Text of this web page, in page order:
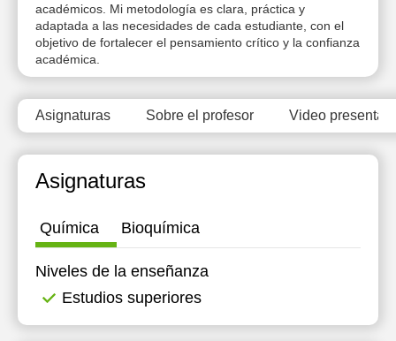
académicos. Mi metodología es clara, práctica y
adaptada a las necesidades de cada estudiante, con el
objetivo de fortalecer el pensamiento crítico y la confianza
académica.
Asignaturas Sobre el profesor Video
Asignaturas
Química Bioquímica
Niveles de la enseñanza
Estudios superiores
12:00
15:00
15:30
11:00
12:30
13:00
11:00
12:30
13:00